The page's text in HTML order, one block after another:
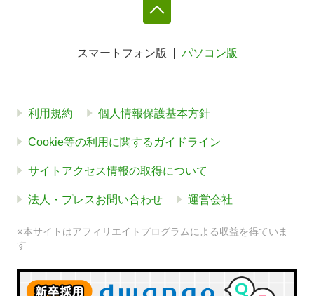
スマートフォン版 パソコン版
利用規約 個人情報保護基本方針
Cookie等の利用に関するガイドライン
サイトアクセス情報の取得について
法人・プレスお問い合わせ 運営会社
※本サイトはアフィリエイトプログラムによる収益を得ていま
す